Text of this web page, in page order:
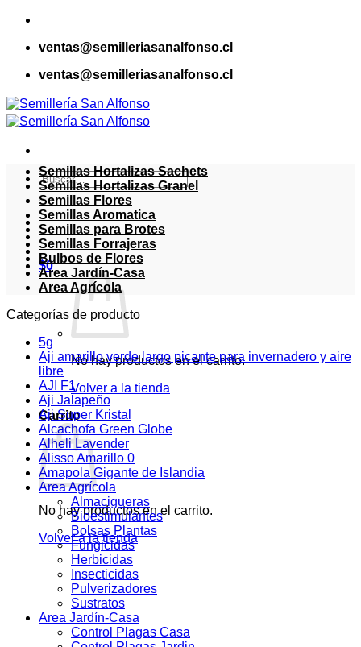
Saltar
contenidoventas@semilleriasanalfonso.cl
ventas@semilleriasanalfonso.cl
Buscar
por:
$0
No hay productos en el carrito.
Volver a la tienda
Carrito
No hay productos en el carrito.
Volver a la tienda
Semillas Hortalizas Sachets
Semillas Hortalizas Granel
Semillas Flores
Semillas Aromatica
Semillas para Brotes
Semillas Forrajeras
Bulbos de Flores
Area Jardín-Casa
Area Agrícola
Categorías de producto
5g
Aji amarillo verde largo picante para invernadero y aire
libre
AJI F1
Aji Jalapeño
Aji Super Kristal
Alcachofa Green Globe
Alheli Lavender
Alisso Amarillo 0
Amapola Gigante de Islandia
Area Agrícola
Almacigueras
Bioestimulantes
Bolsas Plantas
Fungicidas
Herbicidas
Insecticidas
Pulverizadores
Sustratos
Area Jardín-Casa
Control Plagas Casa